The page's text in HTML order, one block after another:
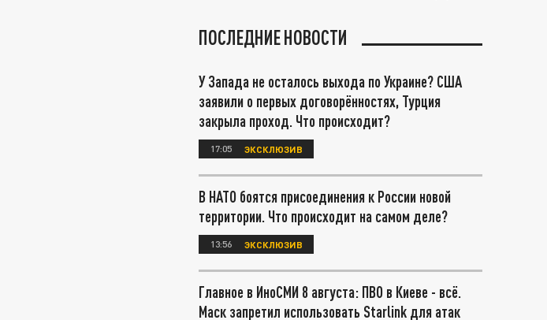
ПОСЛЕДНИЕ НОВОСТИ
У Запада не осталось выхода по Украине? США
заявили о первых договорённостях, Турция
закрыла проход. Что происходит?
17:05 ЭКСКЛЮЗИВ
В НАТО боятся присоединения к России новой
территории. Что происходит на самом деле?
13:56 ЭКСКЛЮЗИВ
Главное в ИноСМИ 8 августа: ПВО в Киеве - всё.
Маск запретил использовать Starlink для атак